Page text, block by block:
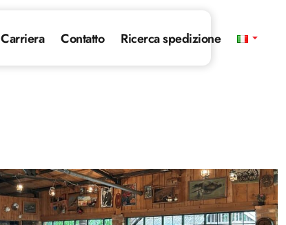
Carriera Contatto Ricerca spedizione